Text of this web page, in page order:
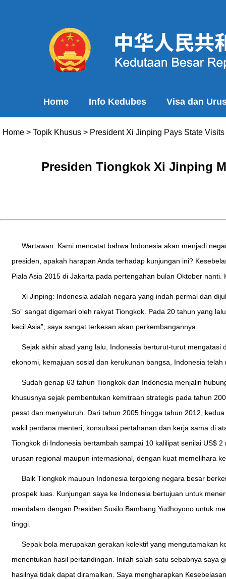
Home Info Kedubes Visa dan
Home > Topik Khusus > President Xi Jinping Pays State
Presiden Tiongkok Xi Jinping
Wartawan: Kami mencatat bahwa Indonesia akan menjadi
presiden, apakah harapan Anda terhadap kunjungan ini?
Piala Asia 2015 di Jakarta pada pertengahan bulan Oktober
Xi Jinping: Indonesia adalah negara yang indah permai dan
So” sangat digemari oleh rakyat Tiongkok. Pada 20 tahun yang
kecil Asia”, saya sangat terkesan akan perkembangannya.
Sejak akhir abad yang lalu, Indonesia berturut-turut
ekonomi, kemajuan sosial dan kerukunan bangsa, Indonesia
Sudah genap 63 tahun Tiongkok dan Indonesia menjalin
khususnya sejak pembentukan kemitraan strategis pada tahun
pesat dan menyeluruh. Dari tahun 2005 hingga tahun 2012,
wakil perdana menteri, konsultasi pertahanan dan kerja sama di
Tiongkok di Indonesia bertambah sampai 10 kalilipat senilai US$
urusan regional maupun internasional, dengan kuat memelihara
Baik Tiongkok maupun Indonesia tergolong negara besar
prospek luas. Kunjungan saya ke Indonesia bertujuan untuk
mendalam dengan Presiden Susilo Bambang Yudhoyono untuk
tinggi.
Sepak bola merupakan gerakan kolektif yang mengutamakan
menentukan hasil pertandingan. Inilah salah satu sebabnya saya
hasilnya tidak dapat diramalkan. Saya mengharapkan